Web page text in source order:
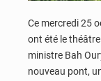
Ce mercredi 25
ont été le
ministre Bah
nouveau pont,